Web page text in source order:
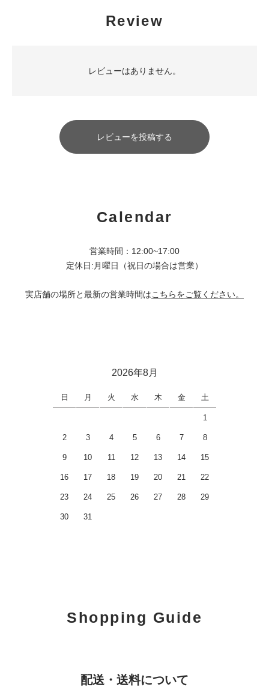
Review
レビューはありません。
レビューを投稿する
Calendar
営業時間：12:00~17:00
定休日:月曜日（祝日の場合は営業）
実店舗の場所と最新の営業時間はこちらをご覧ください。
2026年8月
日 月 火 水 木 金 土
1
2 3 4 5 6 7 8
9 10 11 12 13 14 15
16 17 18 19 20 21 22
23 24 25 26 27 28 29
30 31
Shopping Guide
配送・送料について